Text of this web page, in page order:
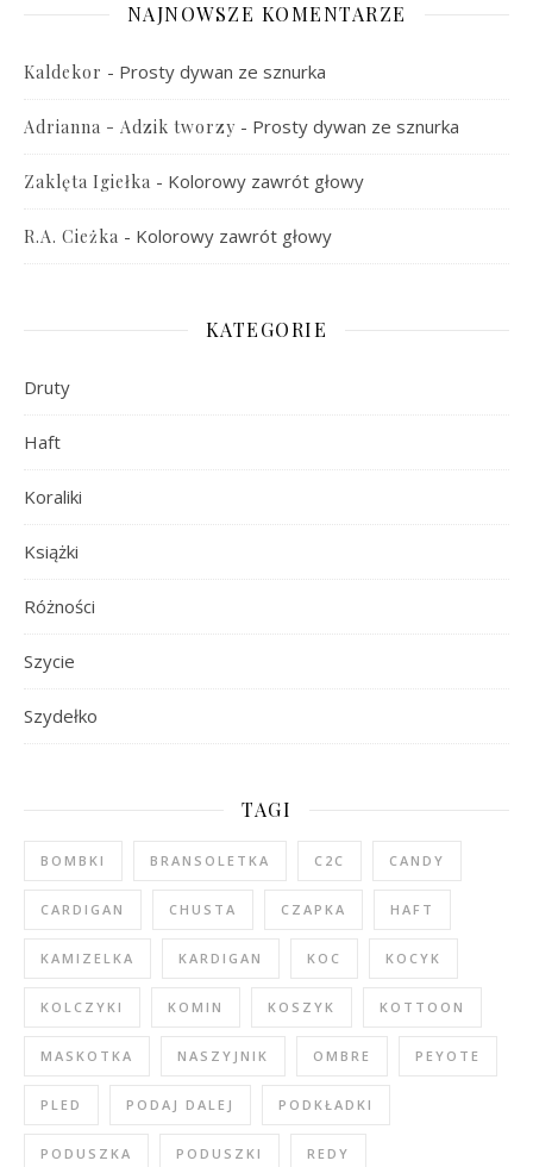
NAJNOWSZE KOMENTARZE
Kaldekor - Prosty dywan ze sznurka
Adrianna - Adzik tworzy - Prosty dywan ze sznurka
Zaklęta Igiełka - Kolorowy zawrót głowy
R.A. Cieżka - Kolorowy zawrót głowy
KATEGORIE
Druty
Haft
Koraliki
Książki
Różności
Szycie
Szydełko
TAGI
BOMBKI BRANSOLETKA C2C CANDY
CARDIGAN CHUSTA CZAPKA HAFT
KAMIZELKA KARDIGAN KOC KOCYK
KOLCZYKI KOMIN KOSZYK KOTTOON
MASKOTKA NASZYJNIK OMBRE PEYOTE
PLED PODAJ DALEJ PODKŁADKI
PODUSZKA PODUSZKI REDY